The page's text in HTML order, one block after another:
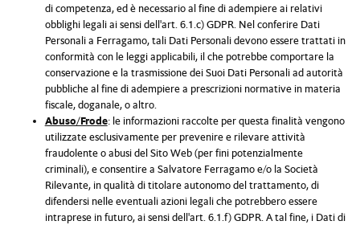
di competenza, ed è necessario al fine di adempiere ai relativi
obblighi legali ai sensi dell'art. 6.1.c) GDPR. Nel conferire Dati
Personali a Ferragamo, tali Dati Personali devono essere trattati in
conformità con le leggi applicabili, il che potrebbe comportare la
conservazione e la trasmissione dei Suoi Dati Personali ad autorità
pubbliche al fine di adempiere a prescrizioni normative in materia
fiscale, doganale, o altro.
Abuso/Frode: le informazioni raccolte per questa finalità vengono
utilizzate esclusivamente per prevenire e rilevare attività
fraudolente o abusi del Sito Web (per fini potenzialmente
criminali), e consentire a Salvatore Ferragamo e/o la Società
Rilevante, in qualità di titolare autonomo del trattamento, di
difendersi nelle eventuali azioni legali che potrebbero essere
intraprese in futuro, ai sensi dell'art. 6.1.f) GDPR. A tal fine, i Dati di